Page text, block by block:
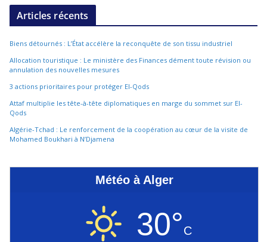
Articles récents
Biens détournés : L’État accélère la reconquête de son tissu industriel
Allocation touristique : Le ministère des Finances dément toute révision ou
annulation des nouvelles mesures
3 actions prioritaires pour protéger El-Qods
Attaf multiplie les tête-à-tête diplomatiques en marge du sommet sur El-
Qods
Algérie-Tchad : Le renforcement de la coopération au cœur de la visite de
Mohamed Boukhari à N’Djamena
Météo à Alger
30°C